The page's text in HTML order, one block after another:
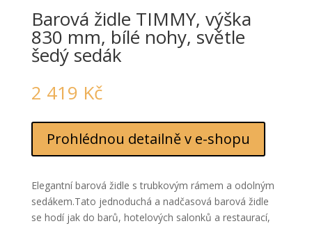
Barová židle TIMMY, výška
830 mm, bílé nohy, světle
šedý sedák
2 419 Kč
Prohlédnou detailně v e-shopu
Elegantní barová židle s trubkovým rámem a odolným
sedákem.Tato jednoduchá a nadčasová barová židle
se hodí jak do barů, hotelových salonků a restaurací,